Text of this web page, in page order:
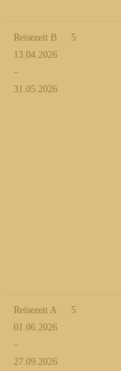
Reisezeit B
13.04.2026
–
31.05.2026
5
Reisezeit A
01.06.2026
–
27.09.2026
5